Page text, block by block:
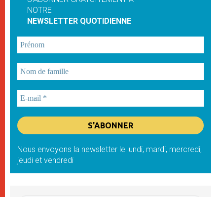
NOTRE
NEWSLETTER QUOTIDIENNE
Nous envoyons la newsletter le lundi, mardi, mercredi,
jeudi et vendredi